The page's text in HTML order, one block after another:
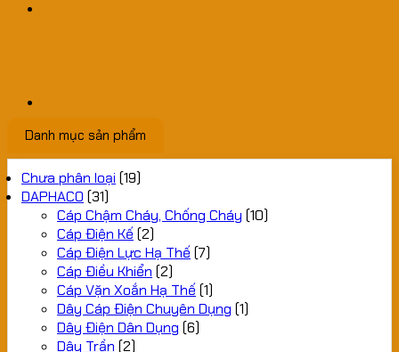
Danh mục sản phẩm
Chưa phân loại (19)
DAPHACO (31)
Cáp Chậm Cháy, Chống Cháy (10)
Cáp Điện Kế (2)
Cáp Điện Lực Hạ Thế (7)
Cáp Điều Khiển (2)
Cáp Vặn Xoắn Hạ Thế (1)
Dây Cáp Điện Chuyên Dụng (1)
Dây Điện Dân Dụng (6)
Dây Trần (2)